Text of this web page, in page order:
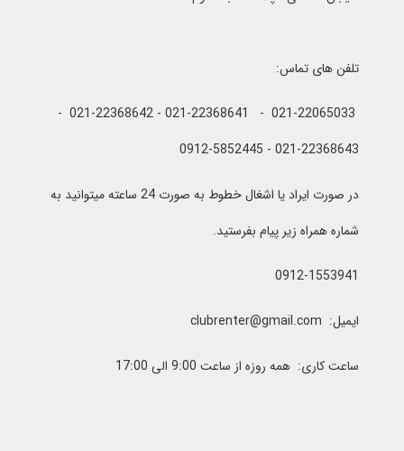
تلفن های تماس:
021-22065033 - 021-22368641 - 021-22368642 -
021-22368643 - 0912-5852445
در صورت ایراد یا اشغال خطوط به صورت 24 ساعته میتوانید به
شماره همراه زیر پیام بفرستید.
0912-1553941
ایمیل: clubrenter@gmail.com
ساعت کاری: همه روزه از ساعت 9:00 الی 17:00